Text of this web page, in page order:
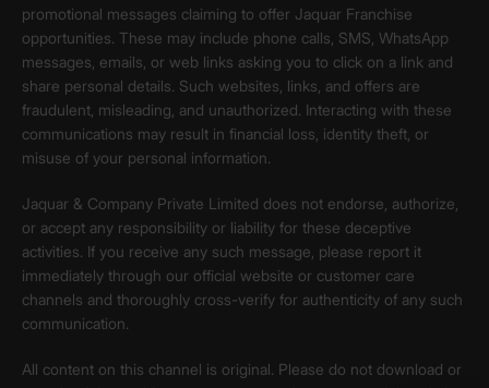
promotional messages claiming to offer Jaquar Franchise
opportunities. These may include phone calls, SMS, WhatsApp
messages, emails, or web links asking you to click on a link and
share personal details. Such websites, links, and offers are
fraudulent, misleading, and unauthorized. Interacting with these
communications may result in financial loss, identity theft, or
misuse of your personal information.
Jaquar & Company Private Limited does not endorse, authorize,
or accept any responsibility or liability for these deceptive
activities. If you receive any such message, please report it
immediately through our official website or customer care
channels and thoroughly cross-verify for authenticity of any such
communication.
All content on this channel is original. Please do not download or